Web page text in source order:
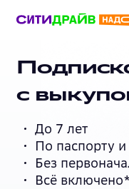
с
До 7 лет
По паспорту
Без
Всё включено*